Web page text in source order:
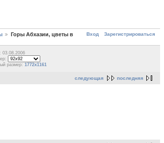
Вход Зарегистрироваться
Горы Абхазии, цветы в
03.08.2006
размер: 1772x1161
следующая последняя